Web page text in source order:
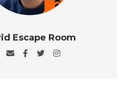
Escape Room